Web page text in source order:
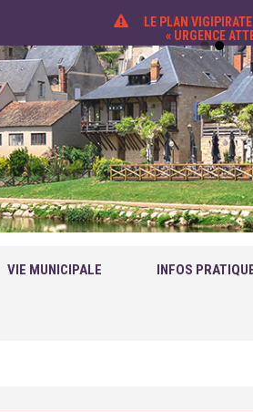
LE PLAN
« URGENCE
VIE MUNICIPALE INFOS